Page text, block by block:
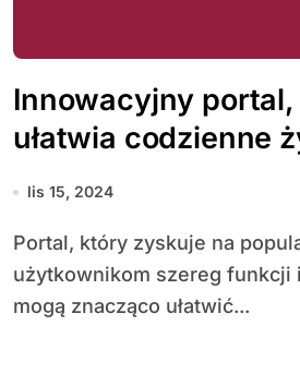
Innowacyjny
ułatwia codzienne
użytkowników
lis 15, 2024
Portal, który zyskuje na popularności, oferuje
użytkownikom szereg funkcji
mogą znacząco ułatwić...